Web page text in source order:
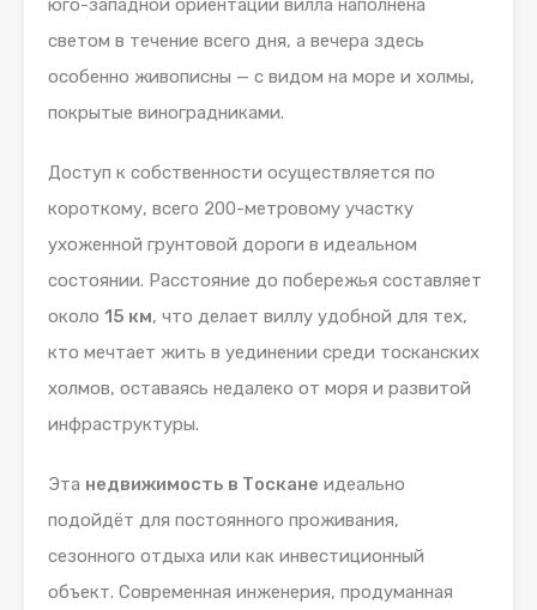
юго-западной ориентации вилла наполнена
светом в течение всего дня, а вечера здесь
особенно живописны — с видом на море и холмы,
покрытые виноградниками.
Доступ к собственности осуществляется по
короткому, всего 200-метровому участку
ухоженной грунтовой дороги в идеальном
состоянии. Расстояние до побережья составляет
около 15 км, что делает виллу удобной для тех,
кто мечтает жить в уединении среди тосканских
холмов, оставаясь недалеко от моря и развитой
инфраструктуры.
Эта недвижимость в Тоскане идеально
подойдёт для постоянного проживания,
сезонного отдыха или как инвестиционный
объект. Современная инженерия, продуманная